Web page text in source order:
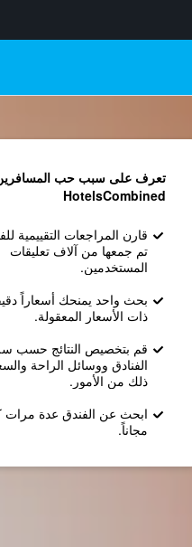
تعرف على سبب حب
HotelsCombined
قارن المراجعات التقييمية
تم جمعها من آلاف تعليقات
المستخدمين.
بحث واحد يمنحك أسعاراً
ذات الأسعار المعقولة.
قم بتخصيص النتائج حسب
الفنادق ووسائل الراحة
ذلك من الأمور.
ابحث عن الفندق عدة مرات
مجاناً.